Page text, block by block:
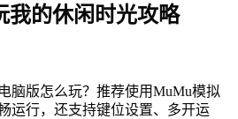
我的休闲时光攻略
脑版怎么玩？推荐使用MuMu模拟
运行，还支持键位设置、多开运